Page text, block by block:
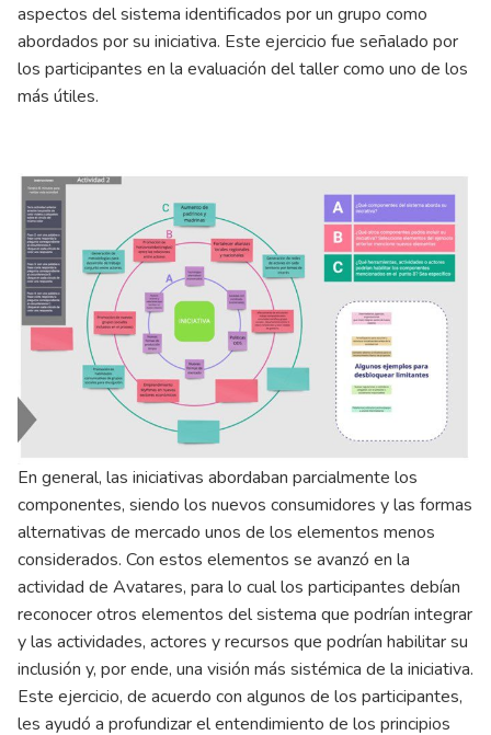
aspectos del sistema identificados por un grupo como
abordados por su iniciativa. Este ejercicio fue señalado por
los participantes en la evaluación del taller como uno de los
más útiles.
En general, las iniciativas abordaban parcialmente los
componentes, siendo los nuevos consumidores y las formas
alternativas de mercado unos de los elementos menos
considerados. Con estos elementos se avanzó en la
actividad de Avatares, para lo cual los participantes debían
reconocer otros elementos del sistema que podrían integrar
y las actividades, actores y recursos que podrían habilitar su
inclusión y, por ende, una visión más sistémica de la iniciativa.
Este ejercicio, de acuerdo con algunos de los participantes,
les ayudó a profundizar el entendimiento de los principios